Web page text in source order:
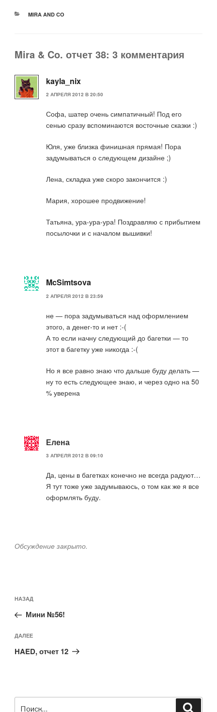
РУБРИКИ
MIRA AND CO
Mira & Co. отчет 38: 3 комментария
kayla_nix
2 АПРЕЛЯ 2012 В 20:50
Софа, шатер очень симпатичный! Под его
сенью сразу вспоминаются восточные сказки :)
Юля, уже близка финишная прямая! Пора
задумываться о следующем дизайне ;)
Лена, складка уже скоро закончится :)
Мария, хорошее продвижение!
Татьяна, ура-ура-ура! Поздравляю с прибытием
посылочки и с началом вышивки!
McSimtsova
2 АПРЕЛЯ 2012 В 23:59
не — пора задумываться над оформлением
этого, а денег-то и нет :-(
А то если начну следующий до багетки — то
этот в багетку уже никогда :-(
Но я все равно знаю что дальше буду делать —
ну то есть следующее знаю, и через одно на 50
% уверена
Елена
3 АПРЕЛЯ 2012 В 09:10
Да, цены в багетках конечно не всегда радуют…
Я тут тоже уже задумываюсь, о том как же я все
оформлять буду.
Обсуждение закрыто.
по
записям
Предыдущая
запись:
НАЗАД
Мини №56!
Следующая
запись
ДАЛЕЕ
HAED, отчет 12